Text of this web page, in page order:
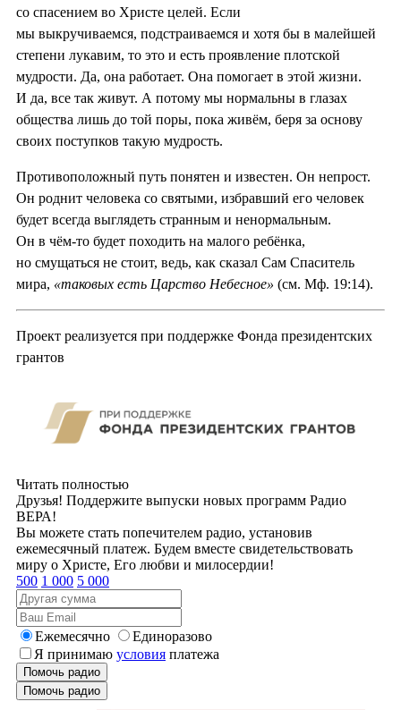
со спасением во Христе целей. Если
мы выкручиваемся, подстраиваемся и хотя бы в малейшей
степени лукавим, то это и есть проявление плотской
мудрости. Да, она работает. Она помогает в этой жизни.
И да, все так живут. А потому мы нормальны в глазах
общества лишь до той поры, пока живём, беря за основу
своих поступков такую мудрость.
Противоположный путь понятен и известен. Он непрост.
Он роднит человека со святыми, избравший его человек
будет всегда выглядеть странным и ненормальным.
Он в чём-то будет походить на малого ребёнка,
но смущаться не стоит, ведь, как сказал Сам Спаситель
мира, «таковых есть Царство Небесное» (см. Мф. 19:14).
Проект реализуется при поддержке Фонда президентских
грантов
Читать полностью
Друзья! Поддержите выпуски новых программ Радио
ВЕРА!
Вы можете стать попечителем радио, установив
ежемесячный платеж. Будем вместе свидетельствовать
миру о Христе, Его любви и милосердии!
500 1 000 5 000
Ежемесячно
Единоразово
Я принимаю условия платежа
Помочь радио
Помочь радио